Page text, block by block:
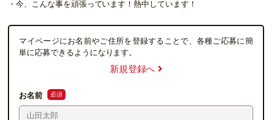
・今、こんな事を頑張っています！熱中しています！
マイページにお名前やご住所を登録することで、各種ご応募に簡
単に応募できるようになります。
新規登録へ
お名前 必須